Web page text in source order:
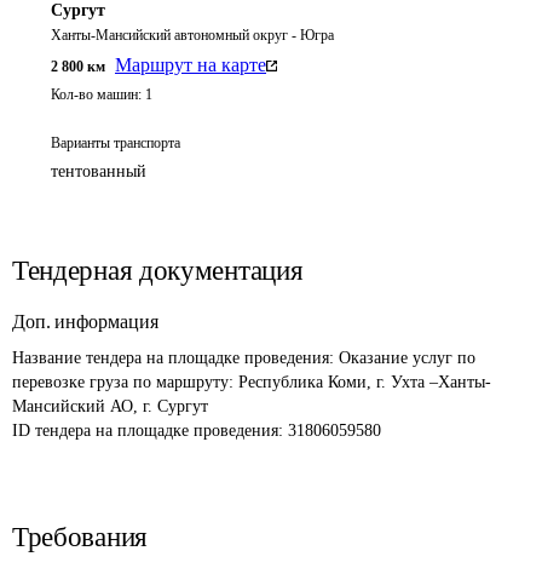
Сургут
Ханты-Мансийский автономный округ - Югра
2 800 км Маршрут на карте
Кол-во машин: 1
Варианты транспорта
тентованный
Тендерная документация
Доп. информация
Название тендера на площадке проведения: Оказание услуг по
перевозке груза по маршруту: Республика Коми, г. Ухта –Ханты-
Мансийский АО, г. Сургут
ID тендера на площадке проведения: 31806059580
Требования